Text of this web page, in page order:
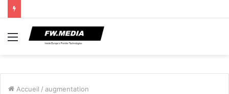
Menu
Accueil / augmentation